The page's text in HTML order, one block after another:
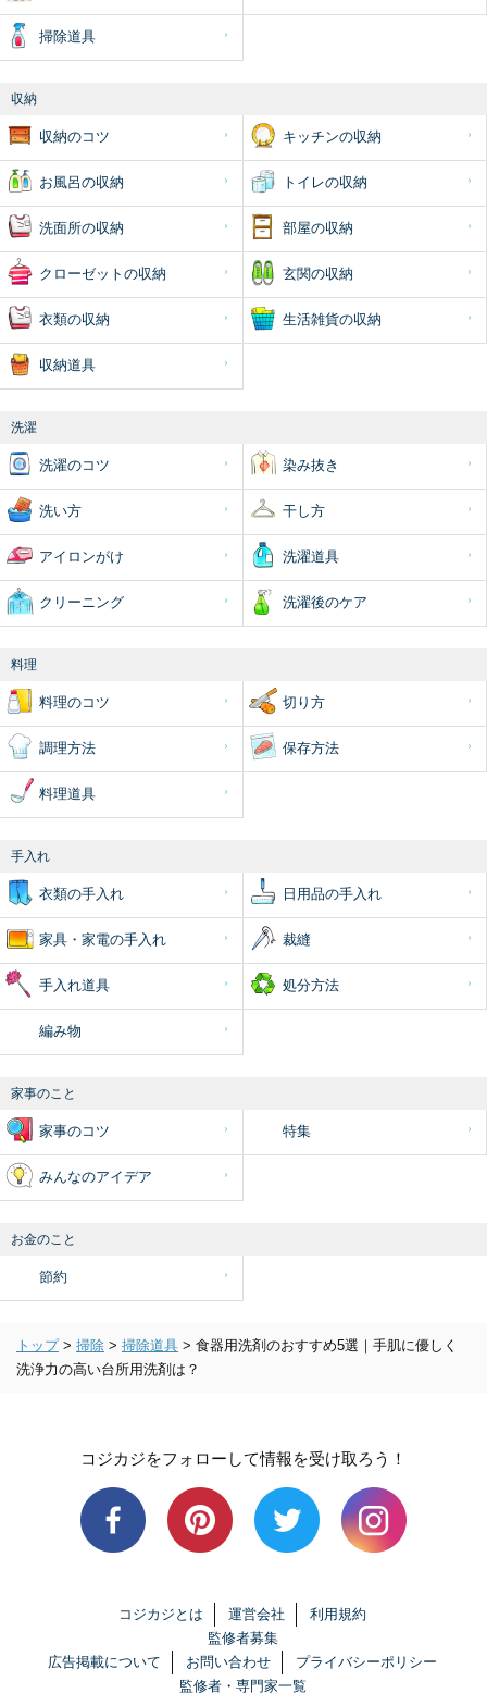
掃除道具
収納
収納のコツ キッチンの収納
お風呂の収納 トイレの収納
洗面所の収納 部屋の収納
クローゼットの収納 玄関の収納
衣類の収納 生活雑貨の収納
収納道具
洗濯
洗濯のコツ 染み抜き
洗い方 干し方
アイロンがけ 洗濯道具
クリーニング 洗濯後のケア
料理
料理のコツ 切り方
調理方法 保存方法
料理道具
手入れ
衣類の手入れ 日用品の手入れ
家具・家電の手入れ 裁縫
手入れ道具 処分方法
編み物
家事のこと
家事のコツ 特集
みんなのアイデア
お金のこと
節約
トップ > 掃除 > 掃除道具 > 食器用洗剤のおすすめ5選｜手肌に優しく
洗浄力の高い台所用洗剤は？
コジカジをフォローして情報を受け取ろう！
コジカジとは 運営会社
利用規約
監修者募集
広告掲載について
お問い合わせ
プライバシーポリシー
監修者・専門家一覧